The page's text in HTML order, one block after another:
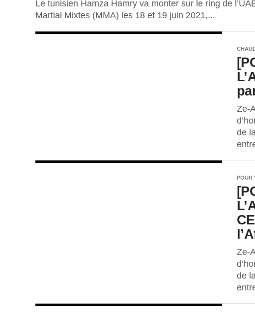
Le tunisien Hamza Hamry va monter sur le ring de
Martial Mixtes (MMA) les 18 et 19 juin 2021,...
Ze-
de
POUR
Ze-
de